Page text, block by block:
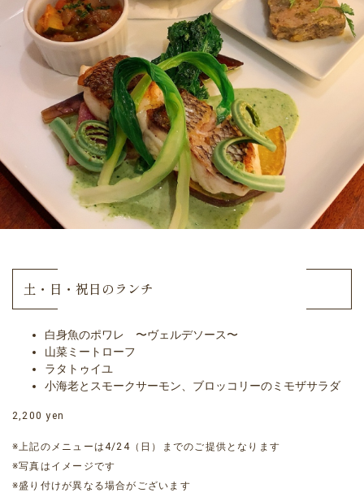
土・日・祝日のランチ
白身魚のポワレ 〜ヴェルデソース〜
山菜ミートローフ
ラタトゥイユ
小海老とスモークサーモン、ブロッコリーのミモザサラダ
2,200 yen
※上記のメニューは4/24（日）までのご提供となります
※写真はイメージです
※盛り付けが異なる場合がございます